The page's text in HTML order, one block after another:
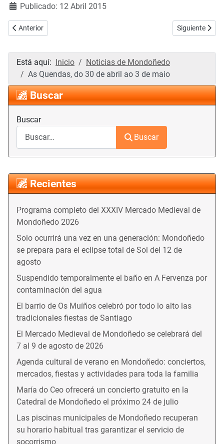
Publicado: 12 Abril 2015
Artículo anterior: Festa da Árbore 2015
Anterior Artículo
Siguiente
Está aquí: Inicio
Noticias de Mondoñedo
As Quendas, do 30 de abril ao 3 de maio
Buscar
Buscar
Buscar
Recientes
Programa completo del XXXIV Mercado Medieval de
Mondoñedo 2026
Solo ocurrirá una vez en una generación: Mondoñedo
se prepara para el eclipse total de Sol del 12 de
agosto
Suspendido temporalmente el baño en A Fervenza por
contaminación del agua
El barrio de Os Muíños celebró por todo lo alto las
tradicionales fiestas de Santiago
El Mercado Medieval de Mondoñedo se celebrará del
7 al 9 de agosto de 2026
Agenda cultural de verano en Mondoñedo: conciertos,
mercados, fiestas y actividades para toda la familia
María do Ceo ofrecerá un concierto gratuito en la
Catedral de Mondoñedo el próximo 24 de julio
Las piscinas municipales de Mondoñedo recuperan
su horario habitual tras garantizar el servicio de
socorrismo